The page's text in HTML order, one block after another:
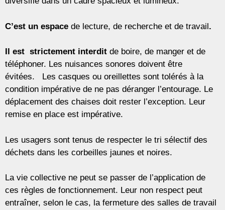
C’est un espace de lecture, de recherche et de travail.
Il est strictement interdit de boire, de manger et de
téléphoner. Les nuisances sonores doivent être
évitées. Les casques ou oreillettes sont tolérés à la
condition impérative de ne pas déranger l’entourage. Le
déplacement des chaises doit rester l’exception. Leur
remise en place est impérative.
Les usagers sont tenus de respecter le tri sélectif des
déchets dans les corbeilles jaunes et noires.
La vie collective ne peut se passer de l’application de
ces règles de fonctionnement. Leur non respect peut
entraîner, selon le cas, la fermeture des salles de travail